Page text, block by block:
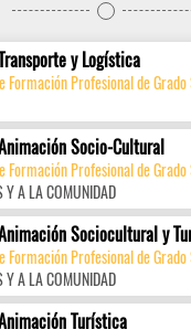
y Logística
Formación Profesional de
Socio-Cultural
Formación Profesional de
Y A LA COMUNIDAD
Sociocultural y
Formación Profesional de
Y A LA COMUNIDAD
Turística